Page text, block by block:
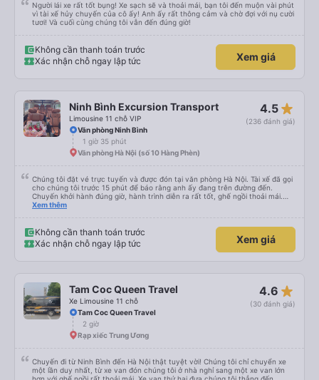
Người lái xe rất tốt bụng! Xe sạch sẽ và thoải mái, bạn tôi đến muộn vài phút
vì tài xế hủy chuyến của cô ấy! Anh ấy rất thông cảm và chờ đợi với nụ cười
tươi! Và cuối cùng chúng tôi vẫn đến đúng giờ!
Không cần thanh toán trước
Xác nhận chỗ ngay lập tức
Xem giá
Ninh Bình Excursion Transport
Limousine 11 chỗ VIP
4.5 star_rate
(236 đánh giá)
Văn phòng Ninh Bình
1 giờ 35 phút
Văn phòng Hà Nội (số 10 Hàng Phèn)
Chúng tôi đặt vé trực tuyến và được đón tại văn phòng Hà Nội. Tài xế đã gọi
cho chúng tôi trước 15 phút để báo rằng anh ấy đang trên đường đến.
Chuyến khởi hành đúng giờ, hành trình diễn ra rất tốt, ghế ngồi thoải mái.
Chúng tôi đã chọn trả khách ở Tam Cốc khi đặt xe trực tuyến, tài xế đã trả
Xem thêm
Không cần thanh toán trước
Xác nhận chỗ ngay lập tức
Xem giá
Tam Coc Queen Travel
Xe Limousine 11 chỗ
4.6 star_rate
(30 đánh giá)
Tam Coc Queen Travel
2 giờ
Rạp xiếc Trung Ương
Chuyến đi từ Ninh Bình đến Hà Nội thật tuyệt vời! Chúng tôi chỉ chuyển xe
một lần duy nhất, từ xe van đón chúng tôi ở nhà nghỉ sang một xe van lớn